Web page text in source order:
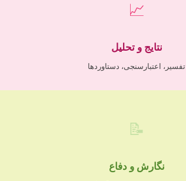
📈
نتایج و تحلیل
تفسیر، اعتبارسنجی، دستاوردها
📝
نگارش و دفاع